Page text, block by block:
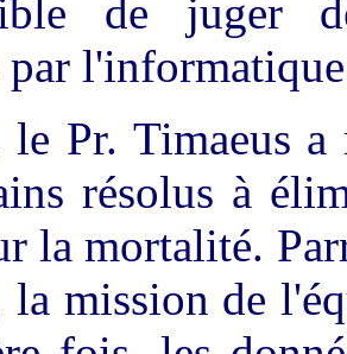
de juger
par
Pr. Timaeus
résolus à
la mortalité.
la mission de